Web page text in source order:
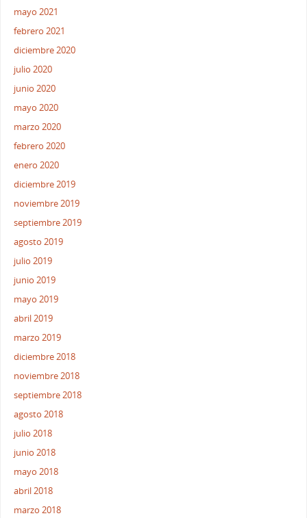
mayo 2021
febrero 2021
diciembre 2020
julio 2020
junio 2020
mayo 2020
marzo 2020
febrero 2020
enero 2020
diciembre 2019
noviembre 2019
septiembre 2019
agosto 2019
julio 2019
junio 2019
mayo 2019
abril 2019
marzo 2019
diciembre 2018
noviembre 2018
septiembre 2018
agosto 2018
julio 2018
junio 2018
mayo 2018
abril 2018
marzo 2018